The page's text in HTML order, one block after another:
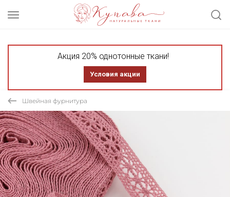
Акция 20% однотонные ткани!
Условия акции
Швейная фурнитура